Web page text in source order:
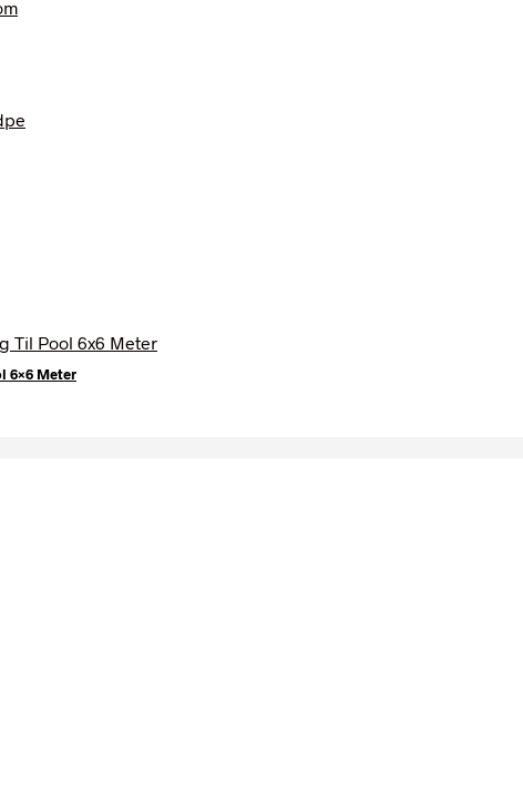
6×6 Meter